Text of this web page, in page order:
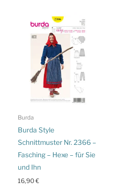
Burda
Burda Style
Schnittmuster Nr. 2366 –
Fasching – Hexe – für Sie
und Ihn
16,90€